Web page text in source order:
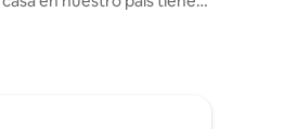
cemento y
de acero